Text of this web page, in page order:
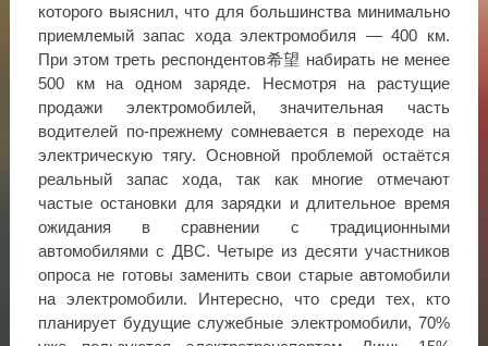
которого выяснил, что для большинства минимально
приемлемый запас хода электромобиля — 400 км.
При этом треть респондентов希望 набирать не менее
500 км на одном заряде. Несмотря на растущие
продажи электромобилей, значительная часть
водителей по-прежнему сомневается в переходе на
электрическую тягу. Основной проблемой остаётся
реальный запас хода, так как многие отмечают
частые остановки для зарядки и длительное время
ожидания в сравнении с традиционными
автомобилями с ДВС. Четыре из десяти участников
опроса не готовы заменить свои старые автомобили
на электромобили. Интересно, что среди тех, кто
планирует будущие служебные электромобили, 70%